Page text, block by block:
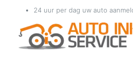
24 uur per dag uw auto